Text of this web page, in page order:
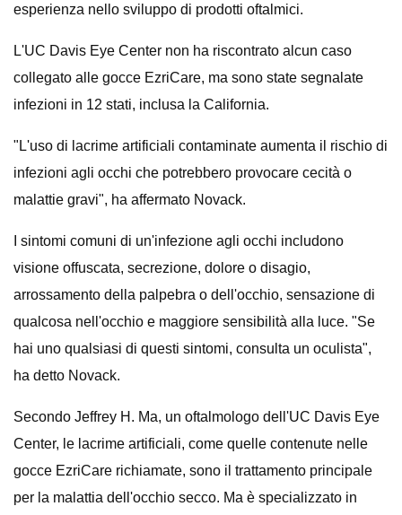
esperienza nello sviluppo di prodotti oftalmici.
L'UC Davis Eye Center non ha riscontrato alcun caso
collegato alle gocce EzriCare, ma sono state segnalate
infezioni in 12 stati, inclusa la California.
"L'uso di lacrime artificiali contaminate aumenta il rischio di
infezioni agli occhi che potrebbero provocare cecità o
malattie gravi", ha affermato Novack.
I sintomi comuni di un'infezione agli occhi includono
visione offuscata, secrezione, dolore o disagio,
arrossamento della palpebra o dell'occhio, sensazione di
qualcosa nell'occhio e maggiore sensibilità alla luce. "Se
hai uno qualsiasi di questi sintomi, consulta un oculista",
ha detto Novack.
Secondo Jeffrey H. Ma, un oftalmologo dell'UC Davis Eye
Center, le lacrime artificiali, come quelle contenute nelle
gocce EzriCare richiamate, sono il trattamento principale
per la malattia dell'occhio secco. Ma è specializzato in